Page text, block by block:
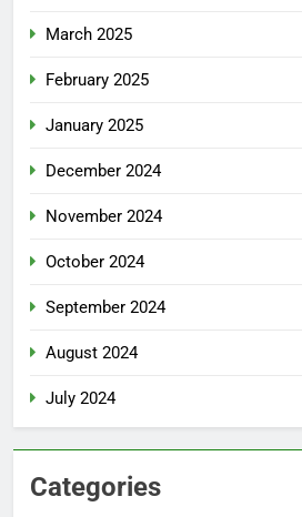
March 2025
February 2025
January 2025
December 2024
November 2024
October 2024
September 2024
August 2024
July 2024
Categories